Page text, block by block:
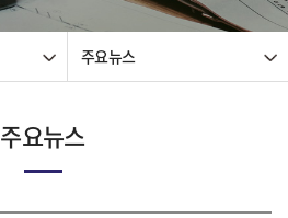
주요뉴스
주요뉴스